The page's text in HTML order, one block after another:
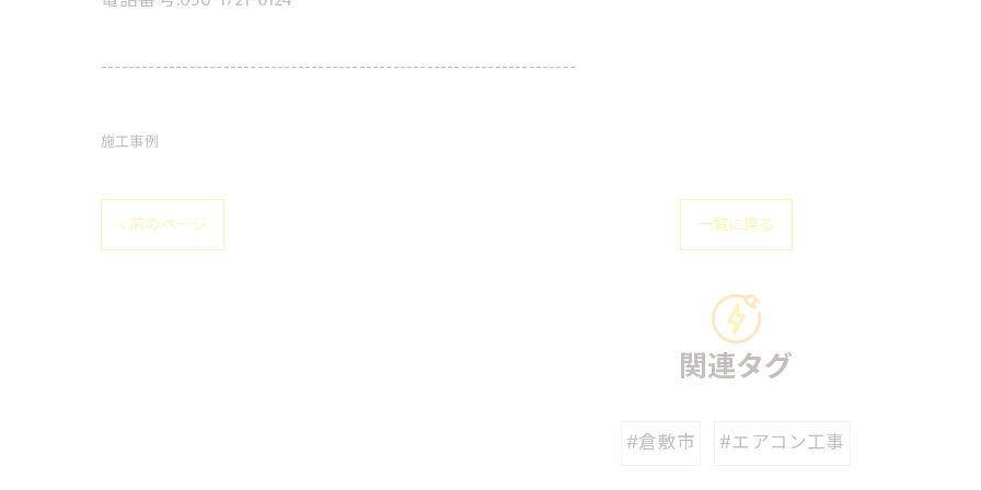
----------------------------------------------------------------------
施工事例
< 前のページ 一覧に戻る
関連タグ
#倉敷市 #エアコン工事